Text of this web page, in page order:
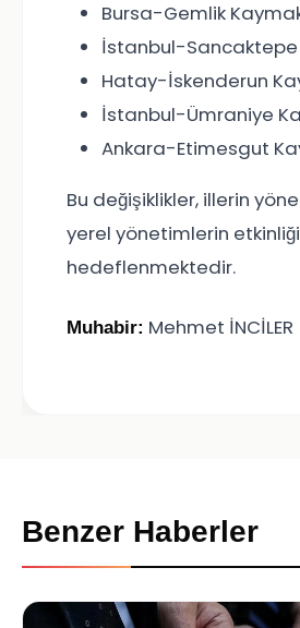
Bursa-Gemlik
İstanbul-Sancaktepe
Hatay-İskenderun
İstanbul-Ümraniye
Ankara-Etimesgut
Bu değişiklikler, illerin
yerel yönetimlerin
hedeflenmektedir.
Muhabir: Mehmet İNCİLER
Benzer Haberler